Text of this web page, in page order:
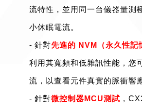
流特性，並用同一台儀器量測
小休眠電流。
- 針對先進的 NVM（永久性記
利用其寬頻和低雜訊性能，您
流，以查看元件真實的脈衝響
- 針對微控制器MCU測試 ，